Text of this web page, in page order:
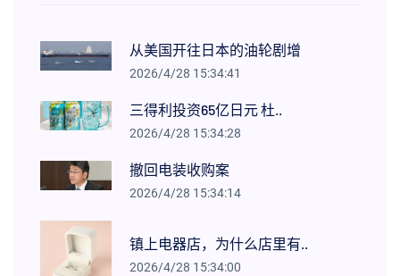
从美国开往日本的油轮剧增
2026/4/28 15:34:41
三得利投资65亿日元 杜..
2026/4/28 15:34:28
撤回电装收购案
2026/4/28 15:34:14
镇上电器店，为什么店里有..
2026/4/28 15:34:00